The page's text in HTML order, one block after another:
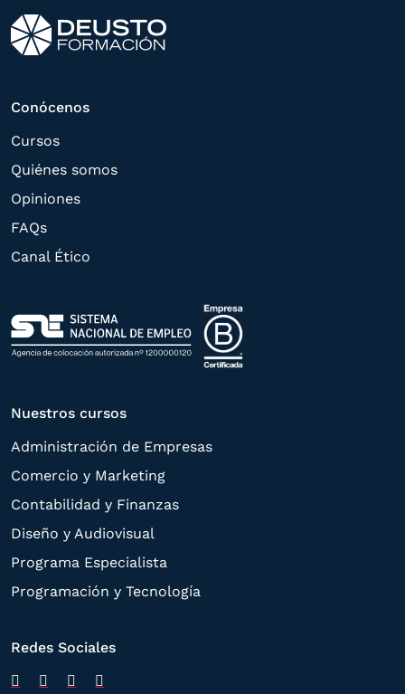
correspondiente. Compartiremos su
solicitud con las empresas que conforman
estas puedan hacerle llegar la mejor
oferta de productos y servicios de acuerdo
a su petición. Quedan reconocidos los
limitación, tal y como se explica en la
Política de Privacidad
Conócenos
Cursos
Quiénes somos
Opiniones
FAQs
Canal Ético
Nuestros cursos
Administración de Empresas
Comercio y Marketing
Contabilidad y Finanzas
Diseño y Audiovisual
Programa Especialista
Programación y Tecnología
Redes Sociales